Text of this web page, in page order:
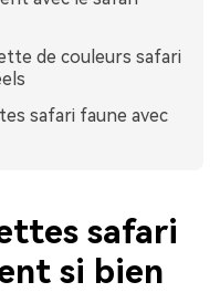
de couleurs safari
safari faune avec
safari
si bien